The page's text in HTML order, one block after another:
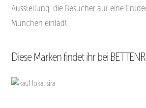
Ausstellung, die Besucher auf eine
München einlädt.
Diese Marken findet ihr bei